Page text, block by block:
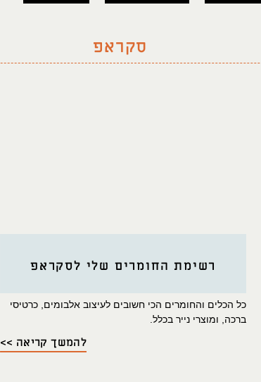
סקראפ
רשימת החומרים שלי לסקראפ
כל הכלים והחומרים הכי חשובים לעיצוב אלבומים, כרטיסי
ברכה, ומוצרי נייר בכלל.
להמשך קריאה >>